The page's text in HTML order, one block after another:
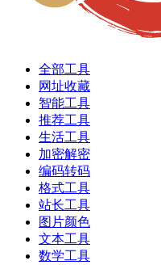
全部工具
网址收藏
智能工具
推荐工具
生活工具
加密解密
编码转码
格式工具
站长工具
图片颜色
文本工具
数学工具